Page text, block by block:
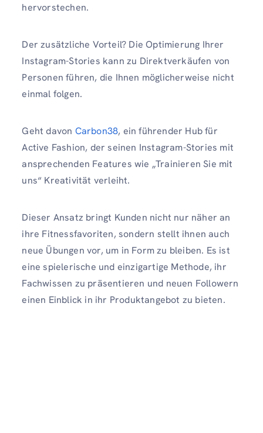
hervorstechen.
Der zusätzliche Vorteil? Die Optimierung Ihrer
Instagram-Stories kann zu Direktverkäufen von
Personen führen, die Ihnen möglicherweise nicht
einmal folgen.
Geht davon Carbon38, ein führender Hub für
Active Fashion, der seinen Instagram-Stories mit
ansprechenden Features wie „Trainieren Sie mit
uns“ Kreativität verleiht.
Dieser Ansatz bringt Kunden nicht nur näher an
ihre Fitnessfavoriten, sondern stellt ihnen auch
neue Übungen vor, um in Form zu bleiben. Es ist
eine spielerische und einzigartige Methode, ihr
Fachwissen zu präsentieren und neuen Followern
einen Einblick in ihr Produktangebot zu bieten.